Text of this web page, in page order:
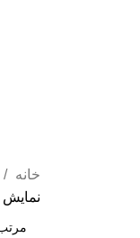
خانه
نمایش